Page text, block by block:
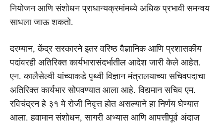
नियोजन आणि संशोधन प्राधान्यक्रमांमध्ये अधिक प्रभावी समन्वय
साधला जाऊ शकतो.
दरम्यान, केंद्र सरकारने इतर वरिष्ठ वैज्ञानिक आणि प्रशासकीय
पदांवरही अतिरिक्त कार्यभारासंदर्भातील आदेश जारी केले आहेत.
एन. कालैसेल्वी यांच्याकडे पृथ्वी विज्ञान मंत्रालयाच्या सचिवपदाचा
अतिरिक्त कार्यभार सोपवण्यात आला आहे. विद्यमान सचिव एम.
रविचंद्रन हे ३१ मे रोजी निवृत्त होत असल्याने हा निर्णय घेण्यात
आला. हवामान संशोधन, सागरी अभ्यास आणि आपत्तीपूर्व अंदाज